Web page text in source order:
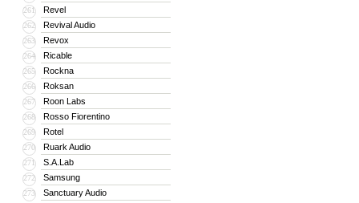
261 Revel
262 Revival Audio
263 Revox
264 Ricable
265 Rockna
266 Roksan
267 Roon Labs
268 Rosso Fiorentino
269 Rotel
270 Ruark Audio
271 S.A.Lab
272 Samsung
273 Sanctuary Audio